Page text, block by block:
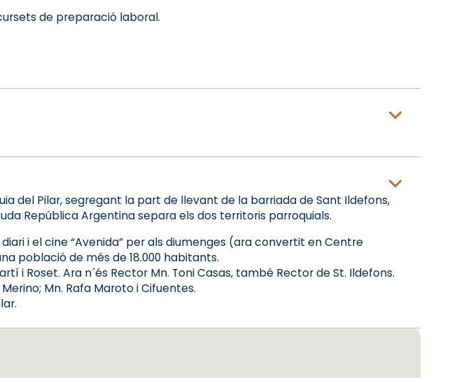
de preparació laboral.
del Pilar, segregant la part de llevant de la barriada de Sant Ildefons,
República Argentina separa els dos territoris parroquials.
i el cine “Avenida” per als diumenges (ara convertit en Centre
població de més de 18.000 habitants.
i Roset. Ara n´és Rector Mn. Toni Casas, també Rector de St. Ildefons.
Mn. Rafa Maroto i Cifuentes.